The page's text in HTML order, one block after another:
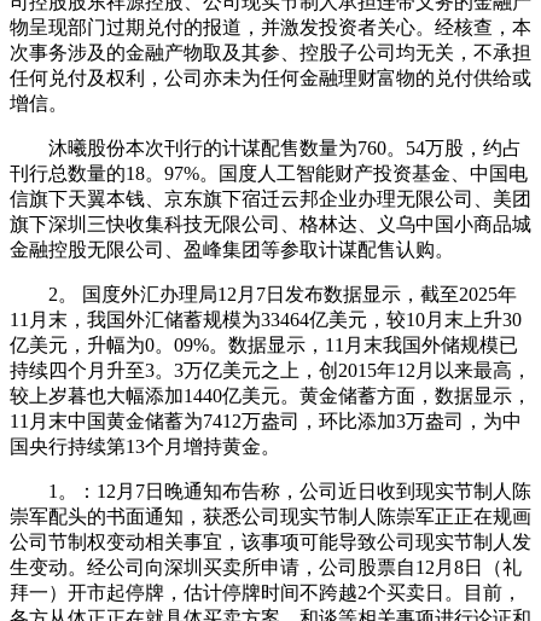
物呈现部门过期兑付的报道，并激发投资者关心。经核查，本
次事务涉及的金融产物取及其参、控股子公司均无关，不承担
任何兑付及权利，公司亦未为任何金融理财富物的兑付供给或
增信。
沐曦股份本次刊行的计谋配售数量为760。54万股，约占
刊行总数量的18。97%。国度人工智能财产投资基金、中国电
信旗下天翼本钱、京东旗下宿迁云邦企业办理无限公司、美团
旗下深圳三快收集科技无限公司、格林达、义乌中国小商品城
金融控股无限公司、盈峰集团等参取计谋配售认购。
2。 国度外汇办理局12月7日发布数据显示，截至2025年
11月末，我国外汇储蓄规模为33464亿美元，较10月末上升30
亿美元，升幅为0。09%。数据显示，11月末我国外储规模已
持续四个月升至3。3万亿美元之上，创2015年12月以来最高，
较上岁暮也大幅添加1440亿美元。黄金储蓄方面，数据显示，
11月末中国黄金储蓄为7412万盎司，环比添加3万盎司，为中
国央行持续第13个月增持黄金。
1。：12月7日晚通知布告称，公司近日收到现实节制人陈
崇军配头的书面通知，获悉公司现实节制人陈崇军正正在规画
公司节制权变动相关事宜，该事项可能导致公司现实节制人发
生变动。经公司向深圳买卖所申请，公司股票自12月8日（礼
拜一）开市起停牌，估计停牌时间不跨越2个买卖日。目前，